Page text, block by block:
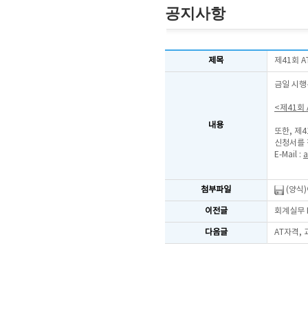
공지사항
제목 제41회
내용
금일 시
<제41회
또한, 제
신청서를
E-Mail :
첨부파일 (양식
이전글 회계실무
다음글 AT자격,